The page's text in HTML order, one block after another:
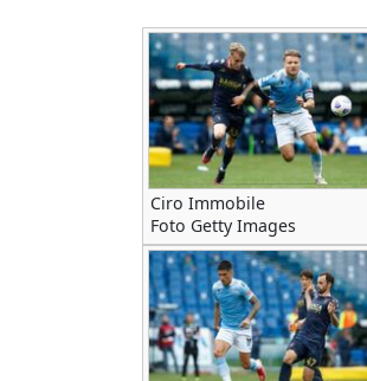
Ciro Immobile
Foto Getty Images